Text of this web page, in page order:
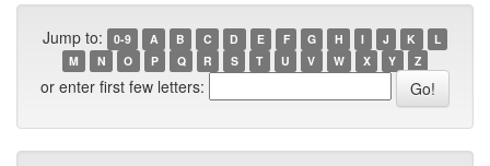
Jump to: 0-9 A B C D E F G H I J K
L
M
N O P Q R S T U V W X Y Z
or enter first few letters: